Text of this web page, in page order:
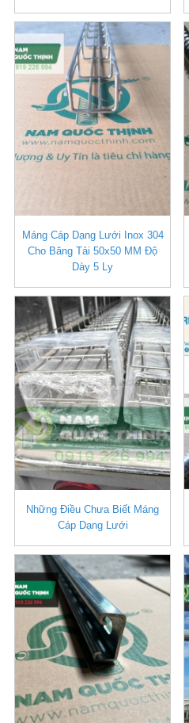
Máng Cáp Dạng Lưới Inox 304
Cho Băng Tải 50x50 MM Độ
Dày 5 Ly
Những Điều Chưa Biết Máng
Cáp Dạng Lưới